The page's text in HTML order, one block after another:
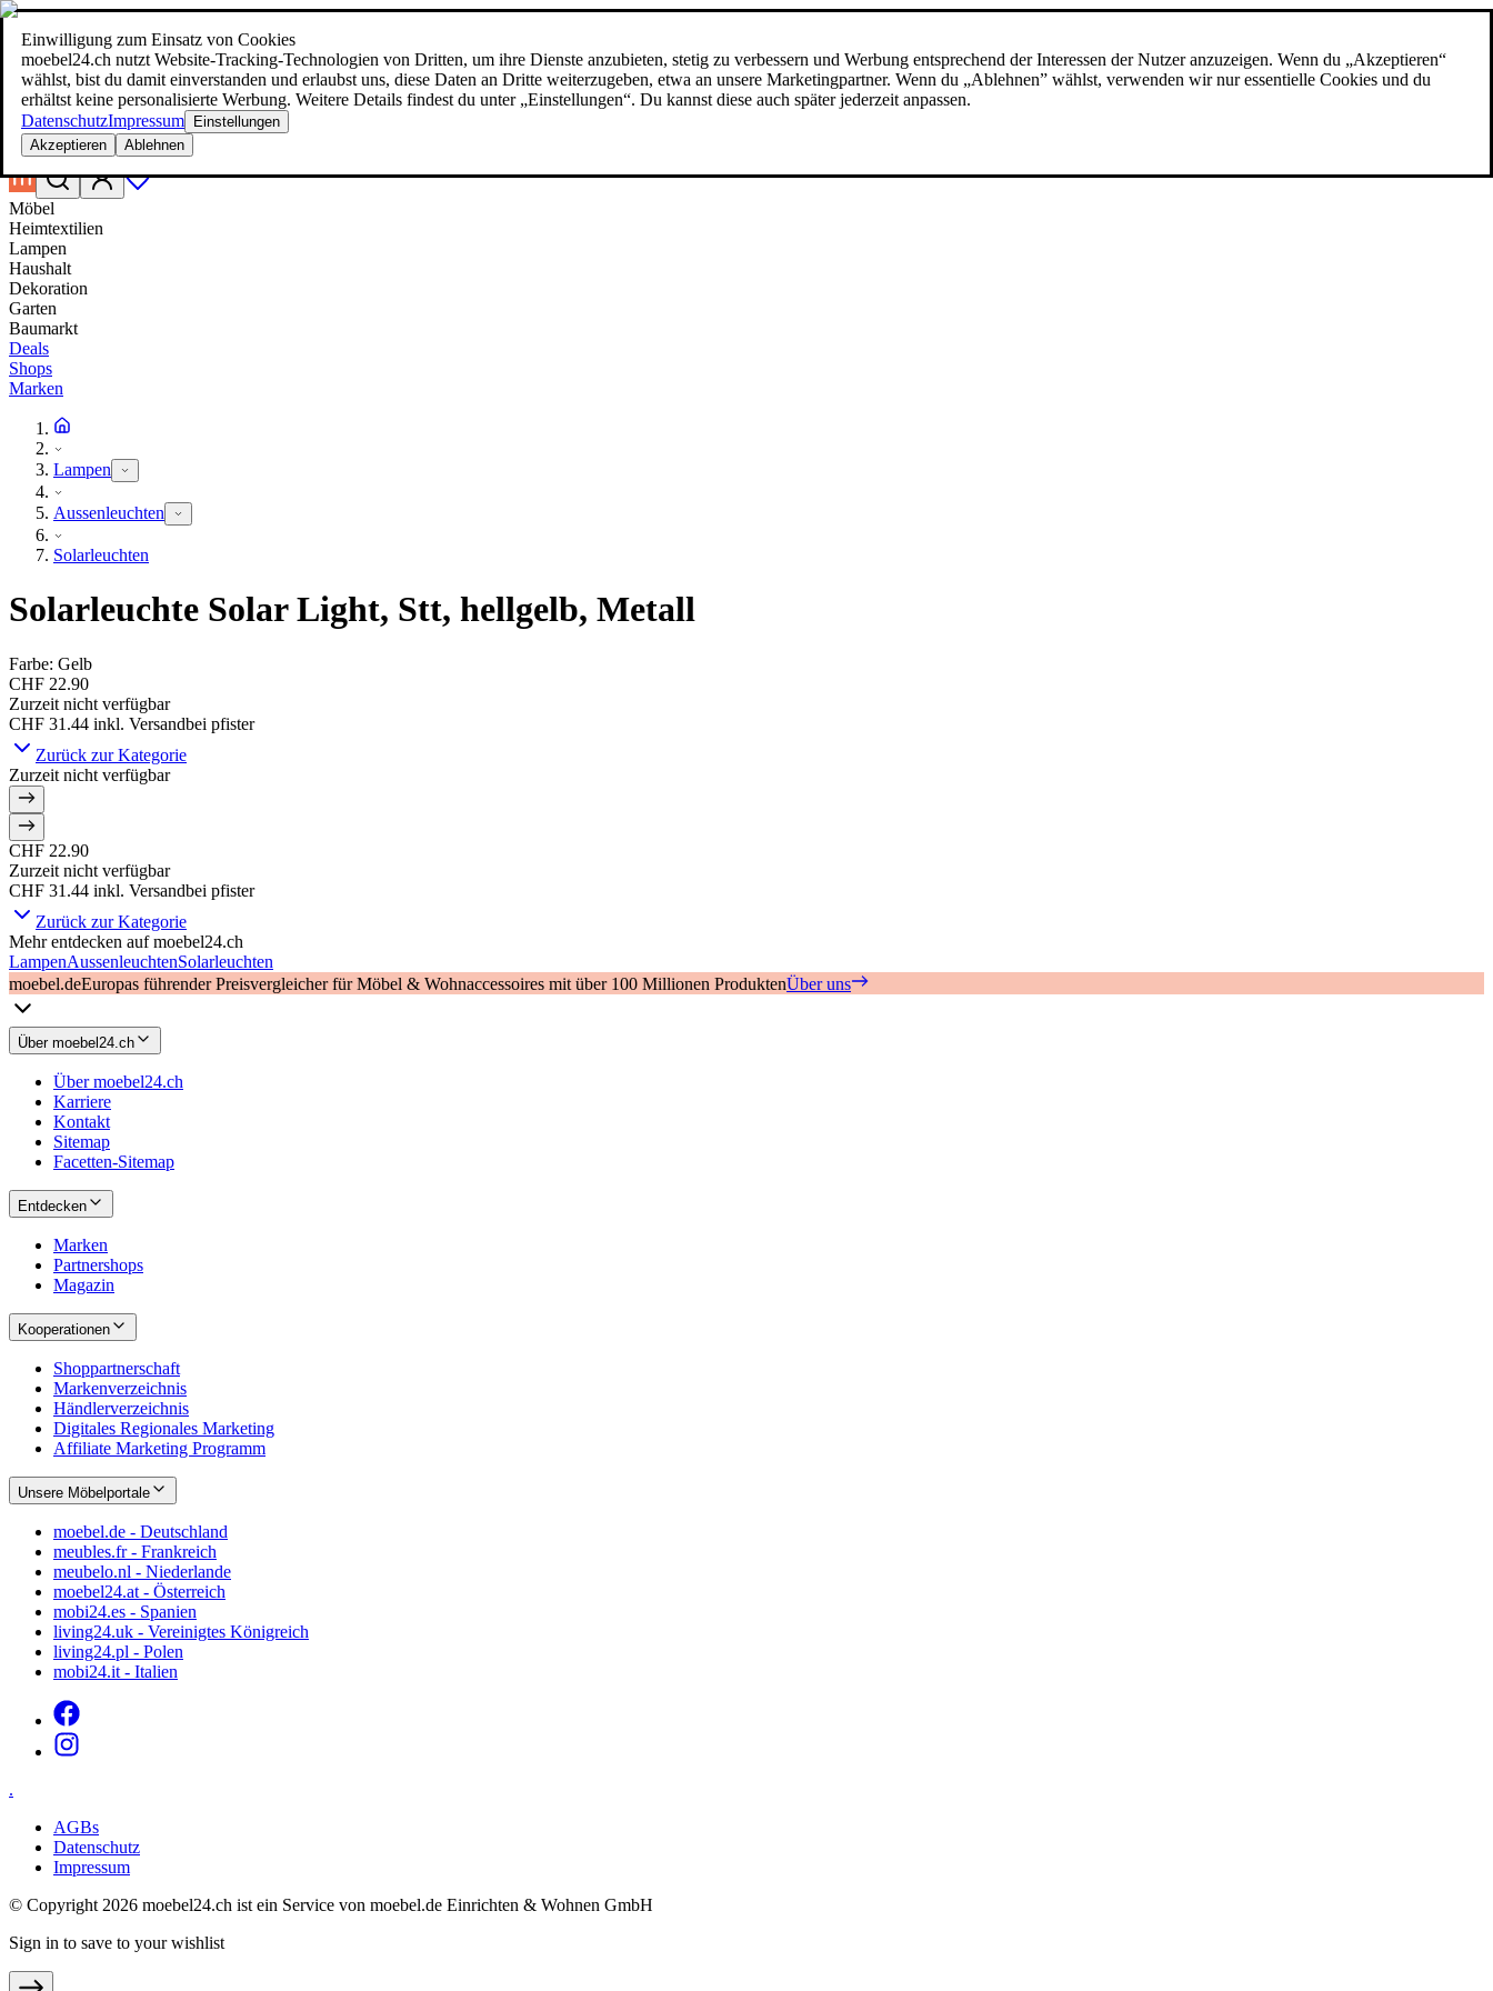
Einwilligung zum Einsatz von Cookies
moebel24.ch nutzt Website-Tracking-Technologien von Dritten, um ihre Dienste anzubieten, stetig zu verbessern und Werbung entsprechend der Interessen der Nutzer anzuzeigen. Wenn du „Akzeptieren“
wählst, bist du damit einverstanden und erlaubst uns, diese Daten an Dritte weiterzugeben, etwa an unsere Marketingpartner. Wenn du „Ablehnen” wählst, verwenden wir nur essentielle Cookies und du
erhältst keine personalisierte Werbung. Weitere Details findest du unter „Einstellungen“. Du kannst diese auch später jederzeit anpassen.
DatenschutzImpressum
Einstellungen
Akzeptieren
Ablehnen
Suche
moebel dir den besten Preis!moebel dir den besten Preis!
Möbel
Heimtextilien
Lampen
Haushalt
Dekoration
Garten
Baumarkt
Deals
Shops
Marken
Lampen
Aussenleuchten
Solarleuchten
Solarleuchte Solar Light, Stt, hellgelb, Metall
Farbe: Gelb
CHF 22.90
Zurzeit nicht verfügbar
CHF 31.44 inkl. Versandbei pfister
Zurück zur Kategorie
Zurzeit nicht verfügbar
CHF 22.90
Zurzeit nicht verfügbar
CHF 31.44 inkl. Versandbei pfister
Zurück zur Kategorie
Mehr entdecken auf moebel24.ch
LampenAussenleuchtenSolarleuchten
moebel.deEuropas führender Preisvergleicher für Möbel & Wohnaccessoires mit über 100 Millionen ProduktenÜber uns
Über moebel24.ch
Über moebel24.ch
Karriere
Kontakt
Sitemap
Facetten-Sitemap
Entdecken
Marken
Partnershops
Magazin
Kooperationen
Shoppartnerschaft
Markenverzeichnis
Händlerverzeichnis
Digitales Regionales Marketing
Affiliate Marketing Programm
Unsere Möbelportale
moebel.de - Deutschland
meubles.fr - Frankreich
meubelo.nl - Niederlande
moebel24.at - Österreich
mobi24.es - Spanien
living24.uk - Vereinigtes Königreich
living24.pl - Polen
mobi24.it - Italien
.
AGBs
Datenschutz
Impressum
© Copyright 2026 moebel24.ch ist ein Service von moebel.de Einrichten & Wohnen GmbH
Sign in to save to your wishlist